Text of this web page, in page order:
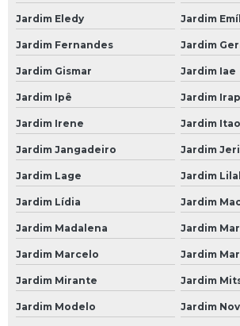
Oficina Mecânica Volkswagen
Oficinas Mecânicas 24 Horas
Mecânica 24 Horas
Mecânica 24 Horas SP
Mecânico 24 Horas
Mecânico 24 Horas em São Paulo
Mecânico 24 Horas em SP
Mecânico 24 Horas na Avenida do Estado
Mecânico 24 Horas na Paulista
Mecânico 24 Horas na Zona Leste
Jardim Eledy Jardim
Jardim Fernandes Jardim
Jardim Gismar Jardim Iae
Jardim Ipê Jardim
Jardim Irene Jardim
Jardim Jangadeiro Jardim
Jardim Lage Jardim
Jardim Lídia Jardim
Jardim Madalena Jardim
Jardim Marcelo Jardim
Jardim Mirante Jardim
Jardim Modelo Jardim